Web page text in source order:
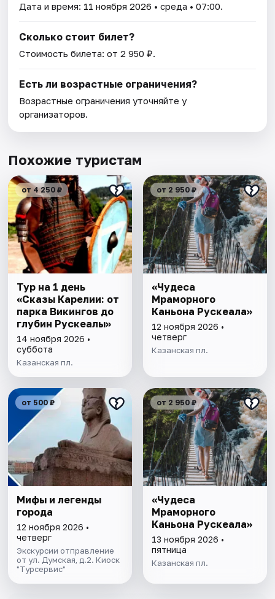
Дата и время: 11 ноября 2026 • среда • 07:00.
Сколько стоит билет?
Стоимость билета: от 2 950 ₽.
Есть ли возрастные ограничения?
Возрастные ограничения уточняйте у
организаторов.
Похожие туристам
от 4 250 ₽
Тур на 1 день
«Сказы Карелии: от
парка Викингов до
глубин Рускеалы»
14 ноября 2026 •
суббота
Казанская пл.
от 2 950 ₽
«Чудеса
Мраморного
Каньона Рускеала»
12 ноября 2026 •
четверг
Казанская пл.
от 500 ₽
Мифы и легенды
города
12 ноября 2026 •
четверг
Экскурсии отправление
от ул. Думская, д.2. Киоск
"Турсервис"
от 2 950 ₽
«Чудеса
Мраморного
Каньона Рускеала»
13 ноября 2026 •
пятница
Казанская пл.